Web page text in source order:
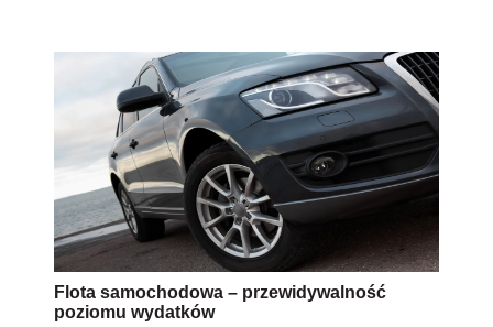
Flota samochodowa – przewidywalność
poziomu wydatków